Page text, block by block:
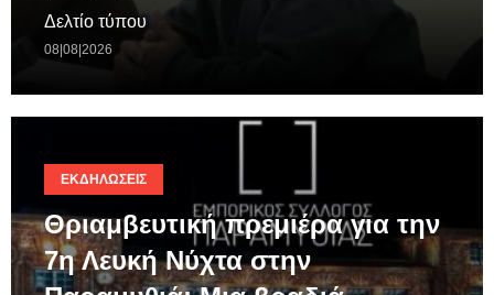
Δελτίο τύπου
08|08|2026
ΕΚΔΗΛΏΣΕΙΣ
Θριαμβευτική πρεμιέρα για την
7η Λευκή Νύχτα στην